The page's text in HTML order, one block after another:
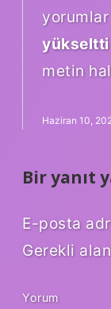
yükseltti
metin
Haziran 10,
Bir yanıt
E-posta
Gerekli
Yorum